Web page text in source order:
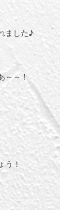
ました♪
～～！
う！